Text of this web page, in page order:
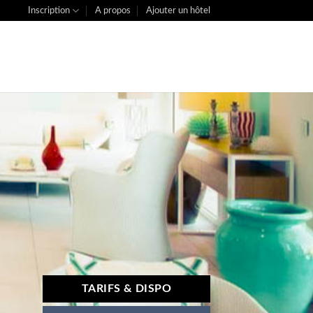
Inscription A propos Ajouter un hôtel
TARIFS & DISPO